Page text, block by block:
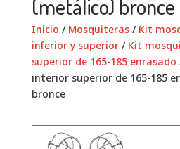
(metálico) bronce
Inicio / Mosquiteras/ Kit
inferior y superior/ Kit
superior de 165-185 enrasado
interior superior de 165-185
bronce